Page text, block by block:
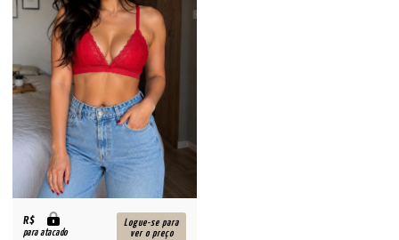
R$
para atacado
Logue-se para
ver o preço